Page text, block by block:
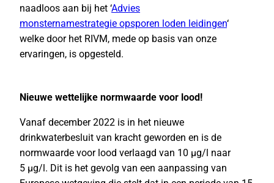
naadloos aan bij het ‘Advies
monsternamestrategie opsporen loden leidingen‘
welke door het RIVM, mede op basis van onze
ervaringen, is opgesteld.
Nieuwe wettelijke normwaarde voor lood!
Vanaf december 2022 is in het nieuwe
drinkwaterbesluit van kracht geworden en is de
normwaarde voor lood verlaagd van 10 µg/l naar
5 µg/l. Dit is het gevolg van een aanpassing van